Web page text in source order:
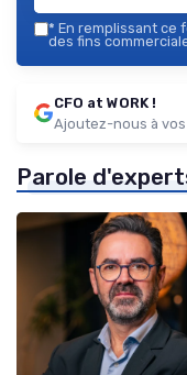
* En remplissant ce
des fins
CFO at WORK !
Ajoutez-nous à
Parole